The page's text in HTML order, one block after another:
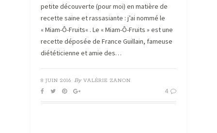
petite découverte (pour moi) en matière de
recette saine et rassasiante : j’ai nommé le
« Miam-Ô-Fruits« . Le « Miam-Ô-Fruits » est une
recette déposée de France Guillain, fameuse
diététicienne et amie des…
8 JUIN 2016 By VALÉRIE ZANON
4